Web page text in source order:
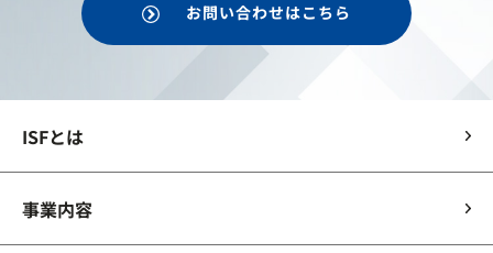
お問い合わせはこちら
ISFとは
事業内容